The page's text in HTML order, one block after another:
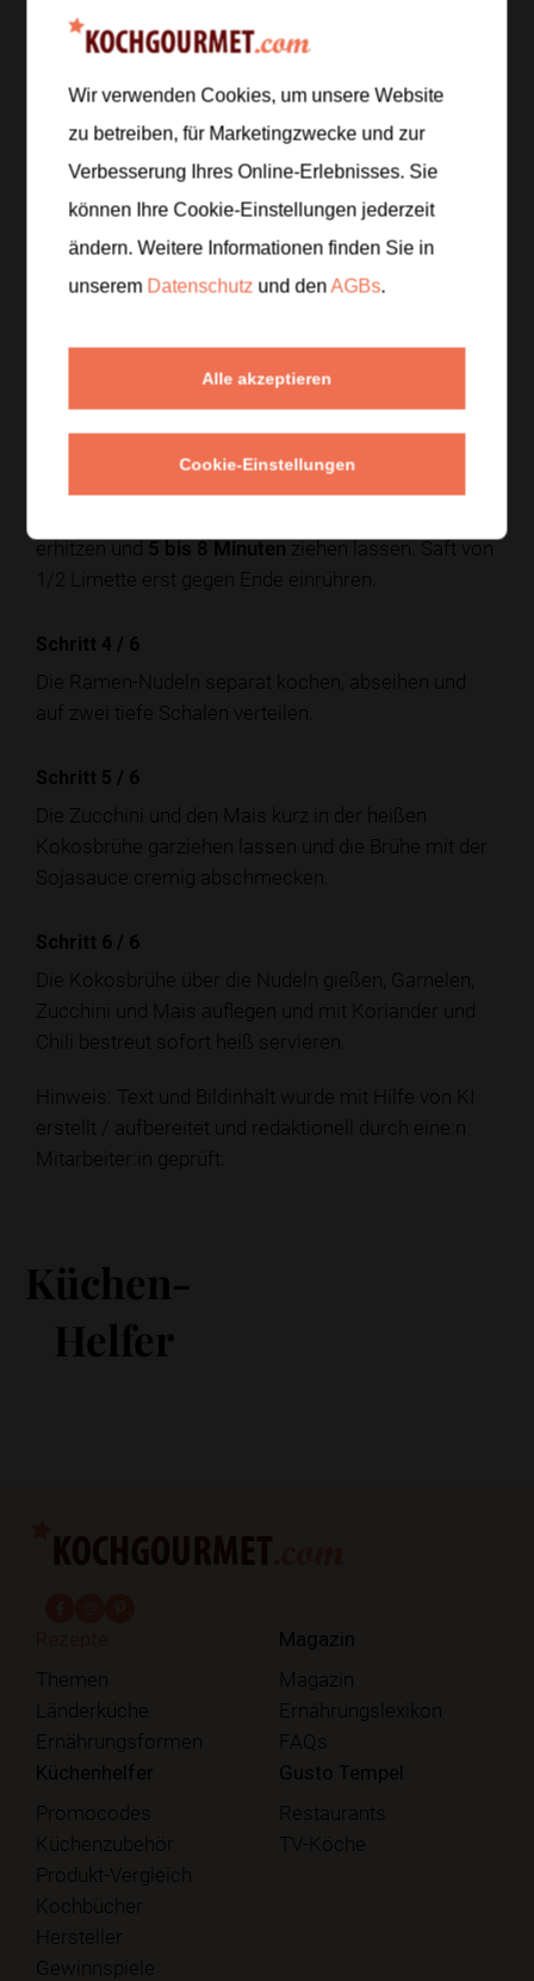
Zubereitung
Die Zucchini in Scheiben schneiden, den Mais
abtropfen lassen, die Chili in feine Ringe schneiden
und den Koriander zupfen.
240 g Garnelen nur kurz anbraten, bis sie zart und
erhitzen und5 bis 8 Minutenziehen lassen. Saft von
1/2 Limette erst gegen Ende einrühren.
Schritt 4 / 6
Die Ramen-Nudeln separat kochen, abseihen und
auf zwei tiefe Schalen verteilen.
Schritt 5 / 6
Die Zucchini und den Mais kurz in der heißen
Kokosbrühe garziehen lassen und die Brühe mit der
Sojasauce cremig abschmecken.
Schritt 6 / 6
Die Kokosbrühe über die Nudeln gießen, Garnelen,
Zucchini und Mais auflegen und mit Koriander und
Chili bestreut sofort heiß servieren.
Hinweis: Text und Bildinhalt wurde mit Hilfe von KI
erstellt / aufbereitet und redaktionell durch eine:n
Mitarbeiter:in geprüft.
Küchen-
Helfer
Themen
Länderküche
Ernährungsformen
Magazin
Magazin
Ernährungslexikon
FAQs
Küchenhelfer
Promocodes
Küchenzubehör
Produkt-Vergleich
Kochbücher
Hersteller
Gewinnspiele
Gusto Tempel
Restaurants
TV-Köche
Wir verwenden Cookies, um unsere Website
zu betreiben, für Marketingzwecke und zur
Verbesserung Ihres Online-Erlebnisses. Sie
können Ihre Cookie-Einstellungen jederzeit
ändern. Weitere Informationen finden Sie in
unserem Datenschutz und denAGBs.
Alle akzeptieren
Cookie-Einstellungen